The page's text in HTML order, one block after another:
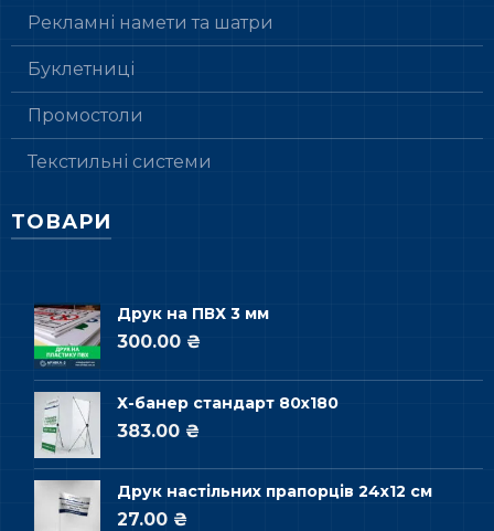
Рекламні намети та шатри
Буклетниці
Промостоли
Текстильні системи
ТОВАРИ
Друк на ПВХ 3 мм
300.00 ₴
Х-банер стандарт 80х180
383.00 ₴
Друк настільних прапорців 24х12 см
27.00 ₴